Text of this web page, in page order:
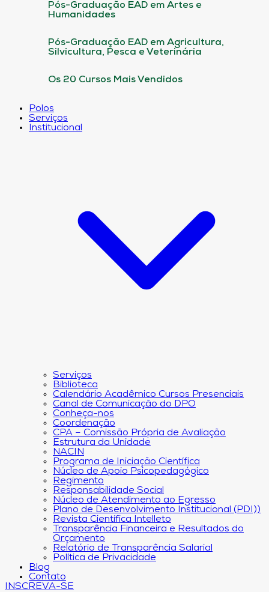
Pós-Graduação EAD em Artes e
Humanidades
Pós-Graduação EAD em Agricultura,
Silvicultura, Pesca e Veterinária
Os 20 Cursos Mais Vendidos
Polos
Serviços
Institucional
Serviços
Biblioteca
Calendário Acadêmico Cursos Presenciais
Canal de Comunicação do DPO
Conheça-nos
Coordenação
CPA – Comissão Própria de Avaliação
Estrutura da Unidade
NACIN
Programa de Iniciação Científica
Núcleo de Apoio Psicopedagógico
Regimento
Responsabilidade Social
Núcleo de Atendimento ao Egresso
Plano de Desenvolvimento Institucional (PDI))
Revista Científica Intelleto
Transparência Financeira e Resultados do
Orçamento
Relatório de Transparência Salarial
Política de Privacidade
Blog
Contato
INSCREVA-SE